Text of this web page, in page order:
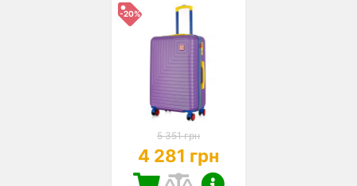
-20%
5 351 грн
4 281 грн